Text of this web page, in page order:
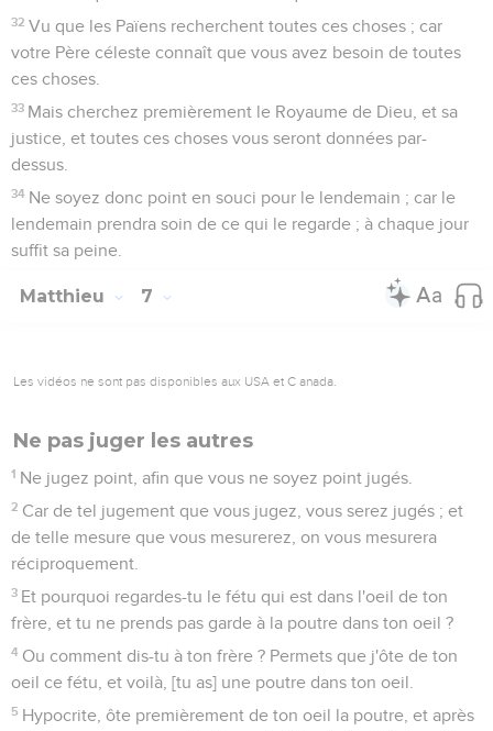
32 Vu que les Païens recherchent toutes ces choses ; car
votre Père céleste connaît que vous avez besoin de toutes
ces choses.
33 Mais cherchez premièrement le Royaume de Dieu, et sa
justice, et toutes ces choses vous seront données par-
dessus.
34 Ne soyez donc point en souci pour le lendemain ; car le
lendemain prendra soin de ce qui le regarde ; à chaque jour
suffit sa peine.
Matthieu 7
Les vidéos ne sont pas disponibles aux USA et C anada.
Ne pas juger les autres
1 Ne jugez point, afin que vous ne soyez point jugés.
2 Car de tel jugement que vous jugez, vous serez jugés ; et
de telle mesure que vous mesurerez, on vous mesurera
réciproquement.
3 Et pourquoi regardes-tu le fétu qui est dans l'oeil de ton
frère, et tu ne prends pas garde à la poutre dans ton oeil ?
4 Ou comment dis-tu à ton frère ? Permets que j'ôte de ton
oeil ce fétu, et voilà, [tu as] une poutre dans ton oeil.
5 Hypocrite, ôte premièrement de ton oeil la poutre, et après